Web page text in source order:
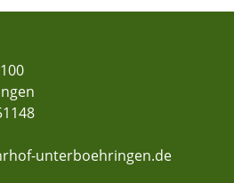
unterboehringen.de